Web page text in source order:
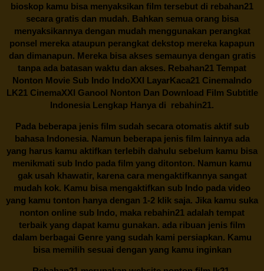
bioskop kamu bisa menyaksikan film tersebut di rebahan21
secara gratis dan mudah. Bahkan semua orang bisa
menyaksikannya dengan mudah menggunakan perangkat
ponsel mereka ataupun perangkat dekstop mereka kapapun
dan dimanapun. Mereka bisa akses semaunya dengan gratis
tanpa ada batasan waktu dan akses. Rebahan21 Tempat
Nonton Movie Sub Indo IndoXXI LayarKaca21 CinemaIndo
LK21 CinemaXXI Ganool Nonton Dan Download Film Subtitle
Indonesia Lengkap Hanya di rebahin21.
Pada beberapa jenis film sudah secara otomatis aktif sub
bahasa Indonesia. Namun beberapa jenis film lainnya ada
yang harus kamu aktifkan terlebih dahulu sebelum kamu bisa
menikmati sub Indo pada film yang ditonton. Namun kamu
gak usah khawatir, karena cara mengaktifkannya sangat
mudah kok. Kamu bisa mengaktifkan sub Indo pada video
yang kamu tonton hanya dengan 1-2 klik saja. Jika kamu suka
nonton online sub Indo, maka rebahin21 adalah tempat
terbaik yang dapat kamu gunakan. ada ribuan jenis film
dalam berbagai Genre yang sudah kami persiapkan. Kamu
bisa memilih sesuai dengan yang kamu inginkan